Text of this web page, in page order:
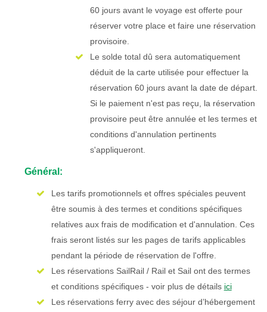
60 jours avant le voyage est offerte pour
réserver votre place et faire une réservation
provisoire.
Le solde total dû sera automatiquement
déduit de la carte utilisée pour effectuer la
réservation 60 jours avant la date de départ.
Si le paiement n'est pas reçu, la réservation
provisoire peut être annulée et les termes et
conditions d'annulation pertinents
s'appliqueront.
Général:
Les tarifs promotionnels et offres spéciales peuvent
être soumis à des termes et conditions spécifiques
relatives aux frais de modification et d'annulation. Ces
frais seront listés sur les pages de tarifs applicables
pendant la période de réservation de l'offre.
Les réservations SailRail / Rail et Sail ont des termes
et conditions spécifiques - voir plus de détails ici
Les réservations ferry avec des séjour d’hébergement